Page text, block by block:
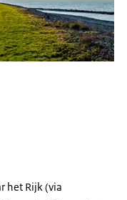
het Rijk (via